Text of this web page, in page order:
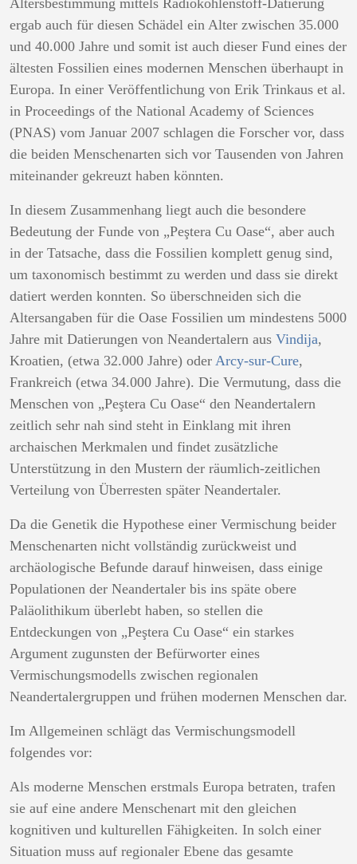
Altersbestimmung mittels Radiokohlenstoff-Datierung
ergab auch für diesen Schädel ein Alter zwischen 35.000
und 40.000 Jahre und somit ist auch dieser Fund eines der
ältesten Fossilien eines modernen Menschen überhaupt in
Europa. In einer Veröffentlichung von Erik Trinkaus et al.
in Proceedings of the National Academy of Sciences
(PNAS) vom Januar 2007 schlagen die Forscher vor, dass
die beiden Menschenarten sich vor Tausenden von Jahren
miteinander gekreuzt haben könnten.
In diesem Zusammenhang liegt auch die besondere
Bedeutung der Funde von „Peştera Cu Oase“, aber auch
in der Tatsache, dass die Fossilien komplett genug sind,
um taxonomisch bestimmt zu werden und dass sie direkt
datiert werden konnten. So überschneiden sich die
Altersangaben für die Oase Fossilien um mindestens 5000
Jahre mit Datierungen von Neandertalern aus Vindija,
Kroatien, (etwa 32.000 Jahre) oder Arcy-sur-Cure,
Frankreich (etwa 34.000 Jahre). Die Vermutung, dass die
Menschen von „Peştera Cu Oase“ den Neandertalern
zeitlich sehr nah sind steht in Einklang mit ihren
archaischen Merkmalen und findet zusätzliche
Unterstützung in den Mustern der räumlich-zeitlichen
Verteilung von Überresten später Neandertaler.
Da die Genetik die Hypothese einer Vermischung beider
Menschenarten nicht vollständig zurückweist und
archäologische Befunde darauf hinweisen, dass einige
Populationen der Neandertaler bis ins späte obere
Paläolithikum überlebt haben, so stellen die
Entdeckungen von „Peştera Cu Oase“ ein starkes
Argument zugunsten der Befürworter eines
Vermischungsmodells zwischen regionalen
Neandertalergruppen und frühen modernen Menschen dar.
Im Allgemeinen schlägt das Vermischungsmodell
folgendes vor:
Als moderne Menschen erstmals Europa betraten, trafen
sie auf eine andere Menschenart mit den gleichen
kognitiven und kulturellen Fähigkeiten. In solch einer
Situation muss auf regionaler Ebene das gesamte